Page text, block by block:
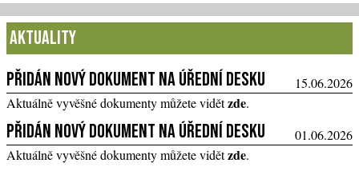
Aktuality
Přidán nový dokument na úřední desku
15.06.2026
Aktuálně vyvěšné dokumenty můžete vidětzde.
Přidán nový dokument na úřední desku
01.06.2026
Aktuálně vyvěšné dokumenty můžete vidětzde.